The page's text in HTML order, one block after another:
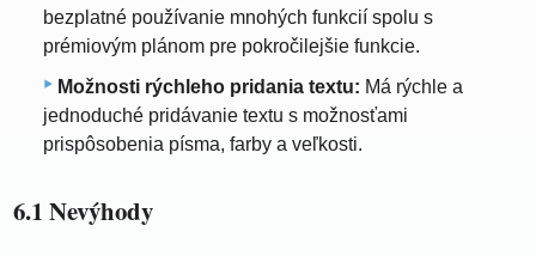
bezplatné používanie mnohých funkcií spolu s
prémiovým plánom pre pokročilejšie funkcie.
Možnosti rýchleho pridania textu: Má rýchle a
jednoduché pridávanie textu s možnosťami
prispôsobenia písma, farby a veľkosti.
6.1 Nevýhody